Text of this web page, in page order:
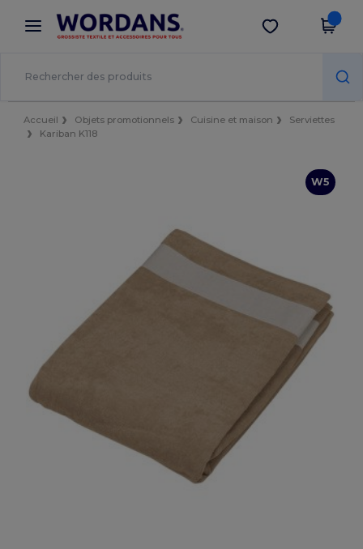
× Appli Wordans
Meilleurs prix sur l’app !
Obtenir l'appli
Accueil Objets promotionnels Cuisine et maison
Serviettes
Kariban K118
W5